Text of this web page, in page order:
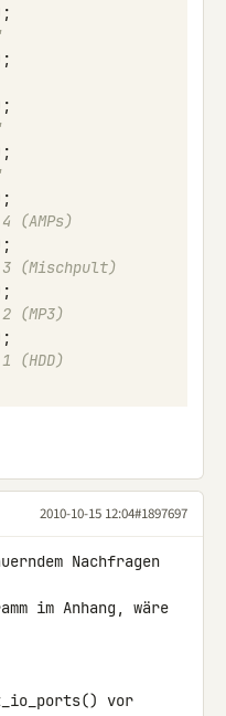
(AMPs)
3 (Mischpult)
(MP3)
(HDD)
2010-10-15 12:04#1897697
Nachfragen
im Anhang, wäre
vor